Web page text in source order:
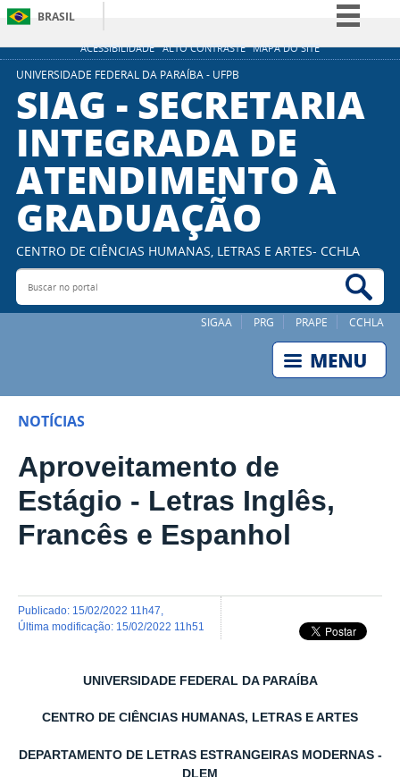
ACESSIBILIDADE ALTO CONTRASTE MAPA DO SITE
BRASIL
Simplifique!
Participe
Acesso à informação
Legislação
Canais
UNIVERSIDADE FEDERAL DA PARAÍBA - UFPB
SIAG - SECRETARIA
INTEGRADA DE
ATENDIMENTO À
GRADUAÇÃO
CENTRO DE CIÊNCIAS HUMANAS, LETRAS E ARTES- CCHLA
Buscar no portal
SIGAA PRG PRAPE CCHLA
NOTÍCIAS
Aproveitamento de
Estágio - Letras Inglês,
Francês e Espanhol
publicado: 15/02/2022 11h47
última modificação: 15/02/2022 11h51
UNIVERSIDADE FEDERAL DA PARAÍBA
CENTRO DE CIÊNCIAS HUMANAS, LETRAS E ARTES
DEPARTAMENTO DE LETRAS ESTRANGEIRAS MODERNAS -
DLEM